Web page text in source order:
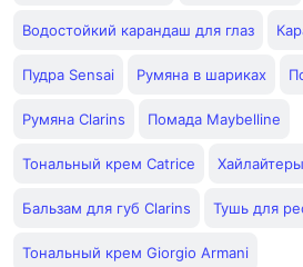
Водостойкий карандаш для глаз
Пудра Sensai Румяна в шариках
Румяна Clarins Помада Maybelline
Тональный крем Catrice Хайлайтеры
Бальзам для губ Clarins Тушь для
Тональный крем Giorgio Armani